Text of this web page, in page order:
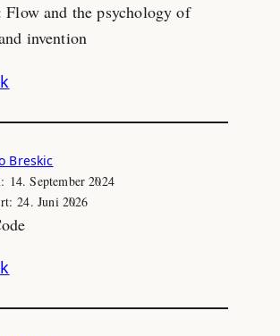
and the psychology of
invention
Breskic
14. September 2024
24. Juni 2026